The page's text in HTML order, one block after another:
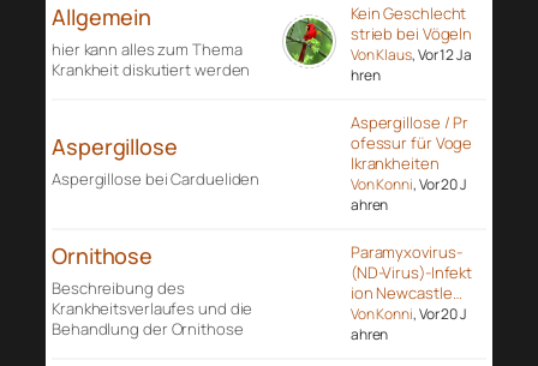
Allgemein
hier kann alles zum Thema
Krankheit diskutiert werden
Kein Geschlecht
strieb bei Vögeln
Von Klaus, Vor 12 Ja
hren
Aspergillose
Aspergillose bei Cardueliden
Aspergillose / Pr
ofessur für Voge
lkrankheiten
Von Konni, Vor 20 J
ahren
Ornithose
Beschreibung des
Krankheitsverlaufes und die
Behandlung der Ornithose
Paramyxovirus-
(ND-Virus)-Infekt
ion Newcastle…
Von Konni, Vor 20 J
ahren